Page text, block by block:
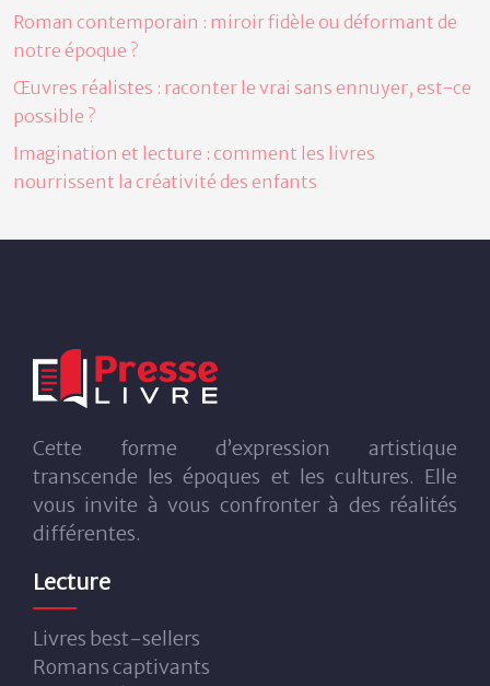
Roman contemporain : miroir fidèle ou déformant de
notre époque ?
Œuvres réalistes : raconter le vrai sans ennuyer, est-ce
possible ?
Imagination et lecture : comment les livres
nourrissent la créativité des enfants
Cette forme d’expression artistique
transcende les époques et les cultures. Elle
vous invite à vous confronter à des réalités
différentes.
Lecture
Livres best-sellers
Romans captivants